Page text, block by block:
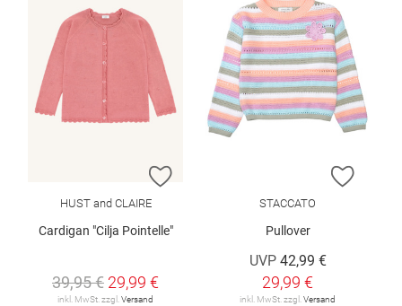
ZUR WUNSCHLISTE HINZUFÜGEN
HUST and CLAIRE
Cardigan "Cilja Pointelle"
39,95 € 29,99 €
inkl. MwSt. zzgl. Versand
ZUR
STACCATO
Pullover
UVP 42,99 €
29,99 €
inkl. MwSt. zzgl. Versand